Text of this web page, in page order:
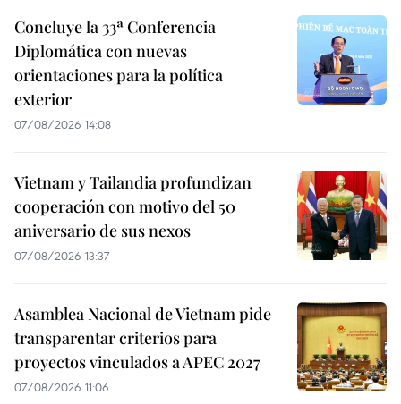
Concluye la 33ª Conferencia
Diplomática con nuevas
orientaciones para la política
exterior
07/08/2026 14:08
Vietnam y Tailandia profundizan
cooperación con motivo del 50
aniversario de sus nexos
07/08/2026 13:37
Asamblea Nacional de Vietnam pide
transparentar criterios para
proyectos vinculados a APEC 2027
07/08/2026 11:06